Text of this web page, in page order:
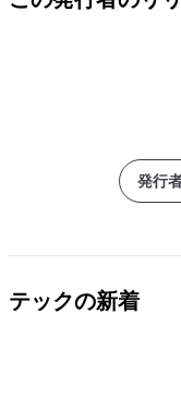
発行
テックの新着